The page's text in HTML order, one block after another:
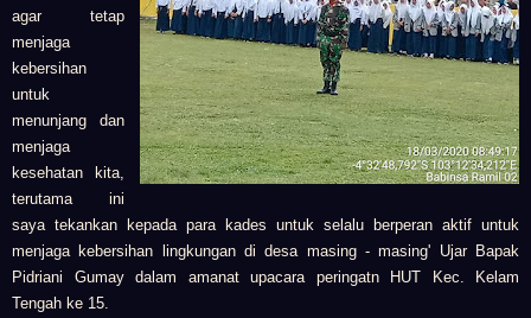
agar tetap
menjaga
kebersihan
untuk
menunjang dan
menjaga
kesehatan kita,
terutama ini
saya tekankan kepada para kades untuk selalu berperan aktif untuk
menjaga kebersihan lingkungan di desa masing - masing' Ujar Bapak
Pidriani Gumay dalam amanat upacara peringatn HUT Kec. Kelam
Tengah ke 15.